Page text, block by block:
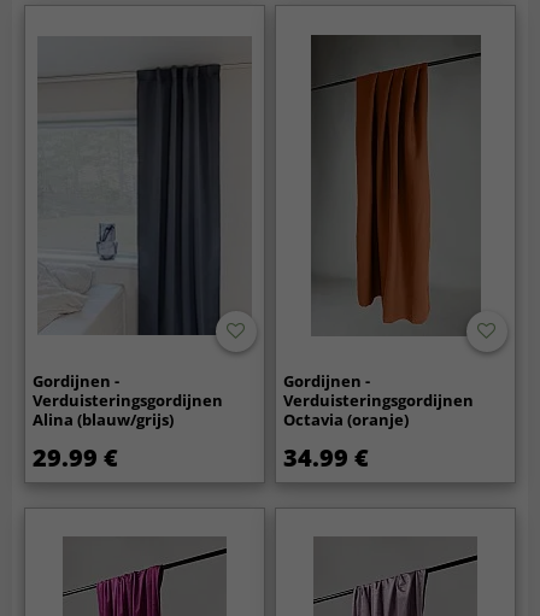
Gordijnen -
Verduisteringsgordijnen
Alina (blauw/grijs)
29.99 €
Gordijnen -
Verduisteringsgordijnen
Octavia (oranje)
34.99 €